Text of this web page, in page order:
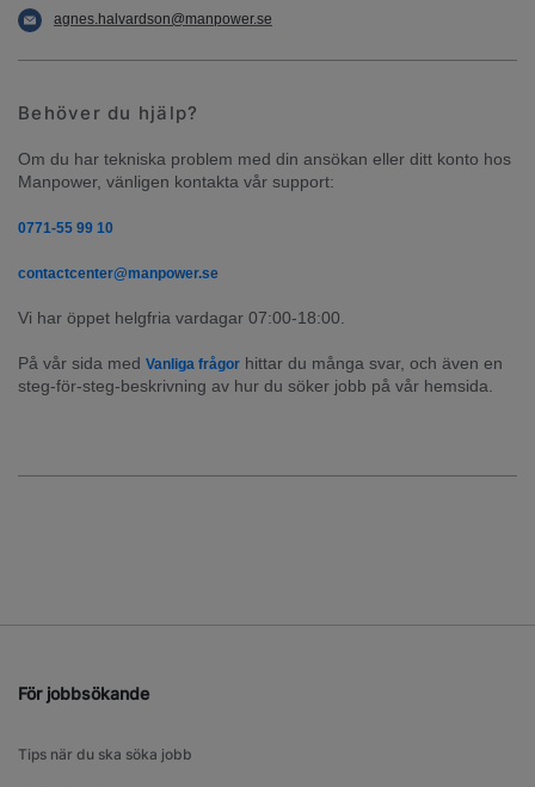
agnes.halvardson@manpower.se
Behöver du hjälp?
Om du har tekniska problem med din ansökan eller ditt konto hos
Manpower, vänligen kontakta vår support:
0771-55 99 10
contactcenter@manpower.se
Vi har öppet helgfria vardagar 07:00-18:00.
På vår sida med Vanliga frågor hittar du många svar, och även en
steg-för-steg-beskrivning av hur du söker jobb på vår hemsida.
För jobbsökande
Tips när du ska söka jobb